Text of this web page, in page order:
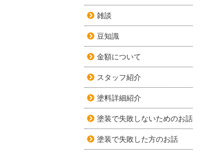
雑談
豆知識
金額について
スタッフ紹介
塗料詳細紹介
塗装で失敗しないためのお話
塗装で失敗した方のお話